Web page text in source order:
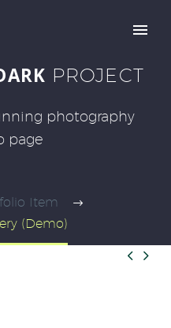
PROJECT
photography
page
Item
(Demo)
 